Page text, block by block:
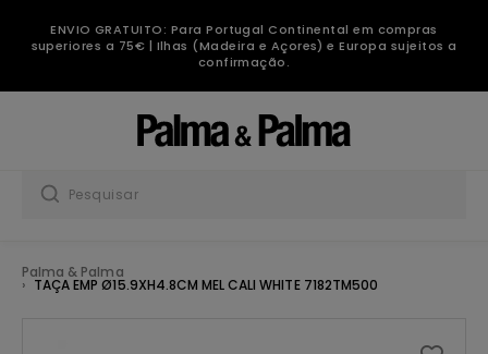
ENVIO GRATUITO: Para Portugal Continental em compras
superiores a 75€ | Ilhas (Madeira e Açores) e Europa sujeitos a
confirmação.
Palma & Palma
TAÇA EMP Ø15.9XH4.8CM MEL CALI WHITE 7182TM500